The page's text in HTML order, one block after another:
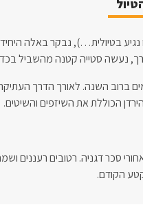
בטיולית…), נבקר באלה
נעשה סטייה קטנה מהשביל
השנה. לאורך הדרך העתיקה
הכוללת את השיזפים והשיטים.
סכר דגניה. רטובים רעננים
הקודם.